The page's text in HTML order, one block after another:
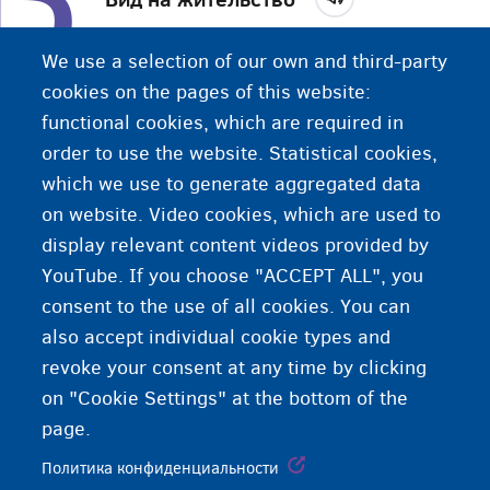
Чтобы жить в стране, гражданином которой вы
не являетесь, необходимо получить вид на
жительство. Большинство стран налагают
правовые ограничения на иностранных
граждан, желающих поселиться или работать в
своей стране.
We use a selection of our own and third-party
cookies on the pages of this website:
functional cookies, which are required in
order to use the website. Statistical cookies,
which we use to generate aggregated data
on website. Video cookies, which are used to
display relevant content videos provided by
YouTube. If you choose "ACCEPT ALL", you
consent to the use of all cookies. You can
also accept individual cookie types and
revoke your consent at any time by clicking
on "Cookie Settings" at the bottom of the
page.
Политика конфиденциальности